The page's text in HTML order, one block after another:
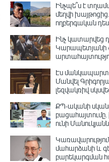
Ինչպե՞ս է
մեղվի
ողբերգական
Ինչ կատարվեց
Կարապետյանի
Էս
Մանվել
լեզվակռիվ
ՔՊ-ականի
բացահայտումը․
ունի Մանուկյանն
մահարձանի և
բարեկարգման